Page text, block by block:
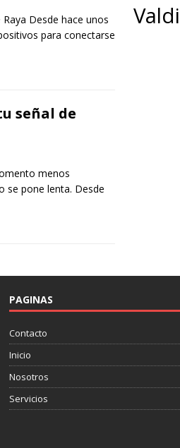
Desde hace unos
para conectarse
señal de
menos
se pone lenta. Desde
PAGINAS
Contacto
Inicio
Nosotros
Servicios